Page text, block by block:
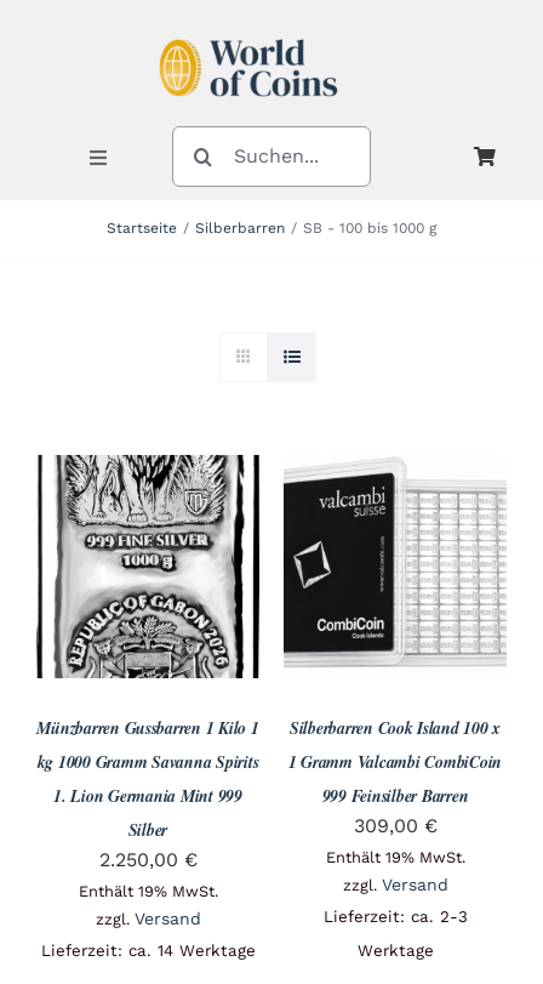
Toggle
Navigation
Kategorien
Neuheiten
Angebote
Über Uns
Warenkorb
SUCHE
NACH:
Startseite Silberbarren SB - 100 bis 1000 g
Münzbarren Gussbarren 1 Kilo 1
kg 1000 Gramm Savanna Spirits
1. Lion Germania Mint 999
Silber
2.250,00 €
Enthält 19% MwSt.
zzgl. Versand
Lieferzeit: ca. 14 Werktage
Silberbarren Cook Island 100 x
1 Gramm Valcambi CombiCoin
999 Feinsilber Barren
309,00 €
Enthält 19% MwSt.
zzgl. Versand
Lieferzeit: ca. 2-3
Werktage